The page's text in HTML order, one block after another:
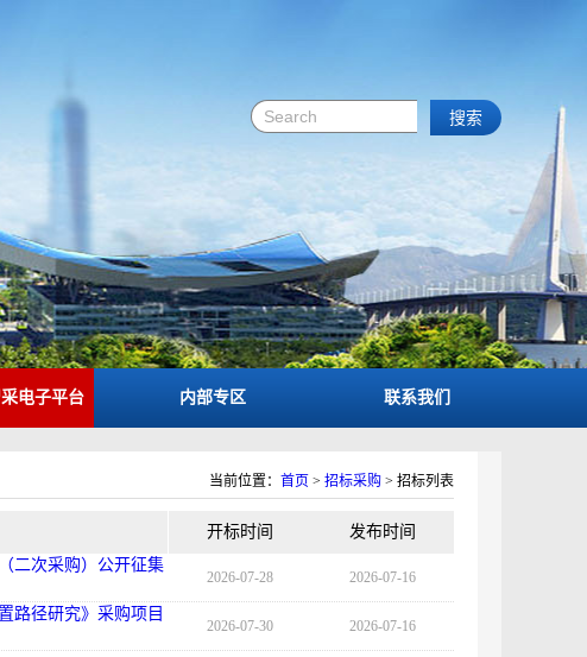
电子平台 内部专区 联系我们
当前位置： 首页 > 招标采购 > 招标列表
开标时间 发布时间
二次采购）公开征集
2026-07-28 2026-07-16
路径研究》采购项目
2026-07-30 2026-07-16